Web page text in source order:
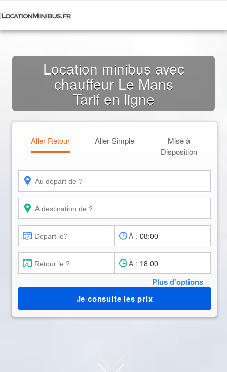
Location minibus avec
chauffeur Le Mans
Tarif en ligne
Aller Retour Aller Simple
Mise à
Disposition
À :
À :
Plus d'options
Je consulte les prix